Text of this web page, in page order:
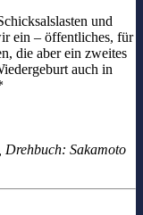
und
ein – öffentliches, für
die aber ein zweites
auch in
Sakamoto